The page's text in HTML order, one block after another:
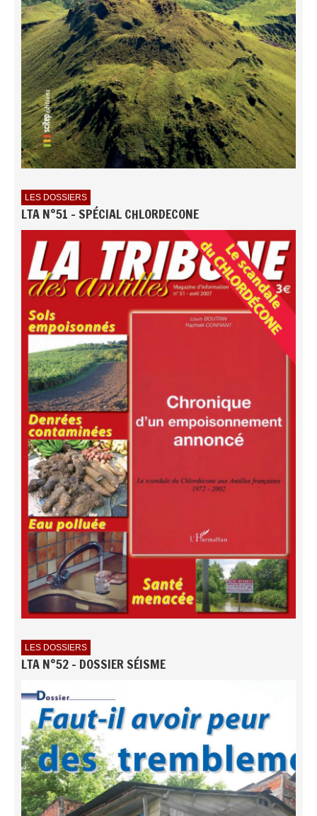
LES DOSSIERS
LTA N°51 - SPÉCIAL CHLORDECONE
LES DOSSIERS
LTA N°52 - DOSSIER SÉISME